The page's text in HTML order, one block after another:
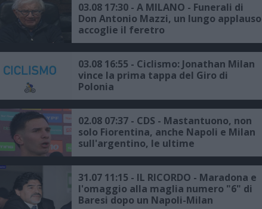
03.08 17:30 - A MILANO - Funerali di
Don Antonio Mazzi, un lungo applauso
accoglie il feretro
03.08 16:55 - Ciclismo: Jonathan Milan
vince la prima tappa del Giro di
Polonia
02.08 07:37 - CDS - Mastantuono, non
solo Fiorentina, anche Napoli e Milan
sull'argentino, le ultime
31.07 11:15 - IL RICORDO - Maradona e
l'omaggio alla maglia numero "6" di
Baresi dopo un Napoli-Milan